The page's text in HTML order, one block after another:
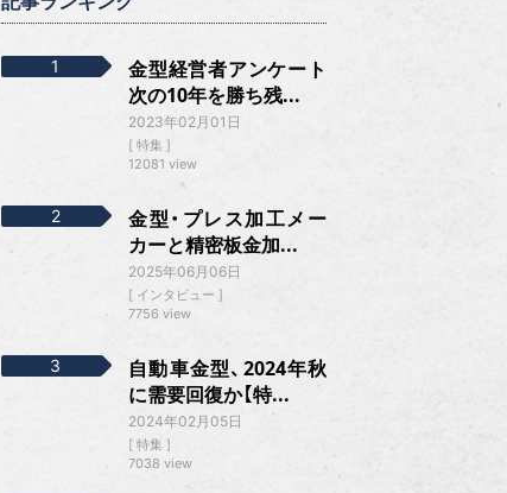
金型経営者アンケート
次の10年を勝ち残...
2023年02月01日
特集
12081 view
金型・プレス加工メー
カーと精密板金加...
2025年06月06日
インタビュー
7756 view
自動車金型、2024年秋
に需要回復か【特...
2024年02月05日
特集
7038 view